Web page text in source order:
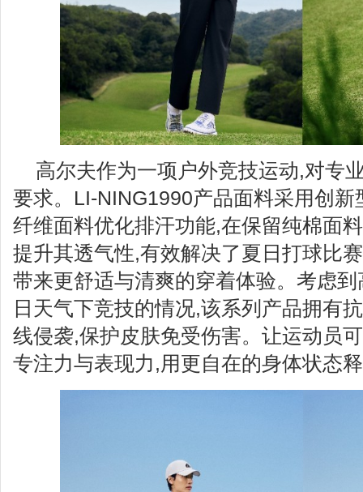
高尔夫作为一项户外竞技运动,对专
要求。LI-NING1990产品面料采用创
纤维面料优化排汗功能,在保留纯棉面
提升其透气性,有效解决了夏日打球比
带来更舒适与清爽的穿着体验。考虑
日天气下竞技的情况,该系列产品拥有
线侵袭,保护皮肤免受伤害。让运动员
专注力与表现力,用更自在的身体状态